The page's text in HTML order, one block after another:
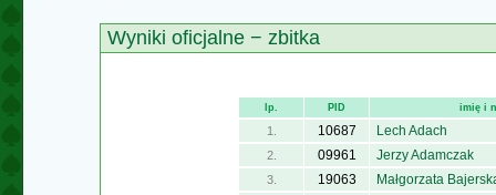
Wyniki oficjalne − zbitka
lp. PID imię i
1. 10687 Lech Adach
2. 09961 Jerzy Adamczak
3. 19063 Małgorzata